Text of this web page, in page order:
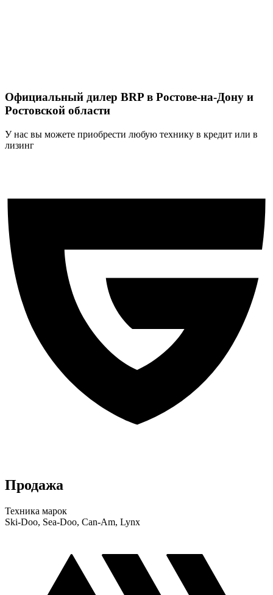
Официальный дилер BRP в Ростове-на-Дону и
Ростовской области
У нас вы можете приобрести любую технику в кредит или в
лизинг
Продажа
Техника марок
Ski-Doo, Sea-Doo, Can-Am, Lynx